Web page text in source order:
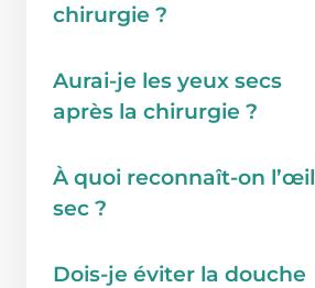
chirurgie ?
Aurai-je les yeux secs
après la chirurgie ?
À quoi reconnaît-on l’œil
sec ?
Dois-je éviter la douche